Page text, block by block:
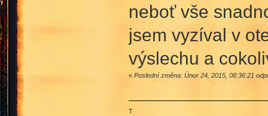
neboť vše
jsem vyzíval v
výslechu a
« Poslední změna: Únor 24, 2015, 08:36:21
T